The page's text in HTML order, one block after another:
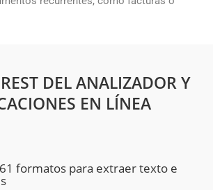
DEL ANALIZADOR Y
EN LÍNEA
formatos para extraer texto e